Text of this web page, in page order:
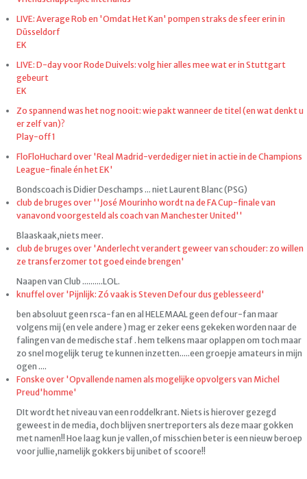
LIVE: Average Rob en 'Omdat Het Kan' pompen straks de sfeer erin in
Düsseldorf
EK
LIVE: D-day voor Rode Duivels: volg hier alles mee wat er in Stuttgart
gebeurt
EK
Zo spannend was het nog nooit: wie pakt wanneer de titel (en wat denkt u
er zelf van)?
Play-off 1
FloFloHuchard over 'Real Madrid-verdediger niet in actie in de Champions
League-finale én het EK'
Bondscoach is Didier Deschamps ... niet Laurent Blanc (PSG)
club de bruges over ''José Mourinho wordt na de FA Cup-finale van
vanavond voorgesteld als coach van Manchester United''
Blaaskaak,niets meer.
club de bruges over 'Anderlecht verandert geweer van schouder: zo willen
ze transferzomer tot goed einde brengen'
Naapen van Club ..........LOL.
knuffel over 'Pijnlijk: Zó vaak is Steven Defour dus geblesseerd'
ben absoluut geen rsca-fan en al HELEMAAL geen defour-fan maar
volgens mij (en vele andere ) mag er zeker eens gekeken worden naar de
falingen van de medische staf . hem telkens maar oplappen om toch maar
zo snel mogelijk terug te kunnen inzetten.....een groepje amateurs in mijn
ogen ....
Fonske over 'Opvallende namen als mogelijke opvolgers van Michel
Preud'homme'
DIt wordt het niveau van een roddelkrant. Niets is hierover gezegd
geweest in de media, doch blijven snertreporters als deze maar gokken
met namen!! Hoe laag kun je vallen,of misschien beter is een nieuw beroep
voor jullie,namelijk gokkers bij unibet of scoore!!